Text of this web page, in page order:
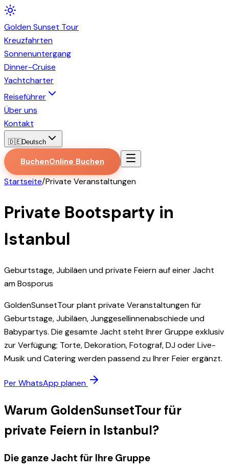
GoldenSunset Tour
Kreuzfahrten
Sonnenuntergang
Dinner-Cruise
Yachtcharter
Reiseführer
Über uns
Kontakt
🇩🇪Deutsch
BuchenOnline Buchen
Startseite/Private Veranstaltungen
Private Bootsparty in
Istanbul
Geburtstage, Jubiläen und private Feiern auf einer Jacht
am Bosporus
GoldenSunsetTour plant private Veranstaltungen für
Geburtstage, Jubiläen, Junggesellinnenabschiede und
Babypartys. Die gesamte Jacht steht Ihrer Gruppe exklusiv
zur Verfügung; Torte, Dekoration, Fotograf, DJ oder Live-
Musik und Catering werden passend zu Ihrer Feier ergänzt.
Per WhatsApp planen
Warum GoldenSunsetTour für
private Feiern in Istanbul?
Die ganze Jacht für Ihre Gruppe